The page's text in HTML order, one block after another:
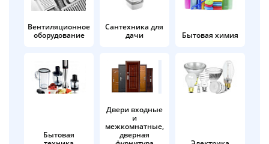
Вентиляционное
оборудование
Сантехника для
дачи
Бытовая химия
Бытовая
Двери входные
и
межкомнатные,
дверная
Подробнее
об оплате Плайтом
Остались вопросы?
8 800 302-02-51